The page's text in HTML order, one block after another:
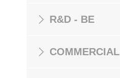
R&D - BE
COMMERCIAL